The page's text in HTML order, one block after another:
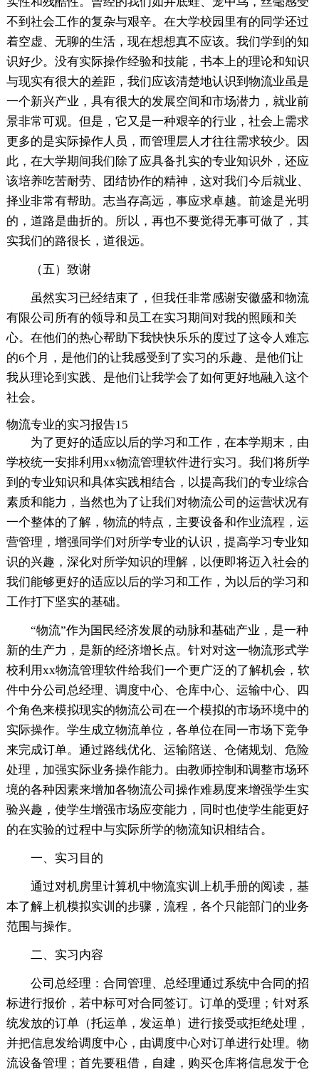
不到社会工作的复杂与艰辛。在大学校园里有的同学还过
着空虚、无聊的生活，现在想想真不应该。我们学到的知
识好少。没有实际操作经验和技能，书本上的理论和知识
与现实有很大的差距，我们应该清楚地认识到物流业虽是
一个新兴产业，具有很大的发展空间和市场潜力，就业前
景非常可观。但是，它又是一种艰辛的行业，社会上需求
更多的是实际操作人员，而管理层人才往往需求较少。因
此，在大学期间我们除了应具备扎实的专业知识外，还应
该培养吃苦耐劳、团结协作的精神，这对我们今后就业、
择业非常有帮助。志当存高远，事应求卓越。前途是光明
的，道路是曲折的。所以，再也不要觉得无事可做了，其
实我们的路很长，道很远。
（五）致谢
虽然实习已经结束了，但我任非常感谢安徽盛和物流
有限公司所有的领导和员工在实习期间对我的照顾和关
心。在他们的热心帮助下我快快乐乐的度过了这令人难忘
的6个月，是他们的让我感受到了实习的乐趣、是他们让
我从理论到实践、是他们让我学会了如何更好地融入这个
社会。
物流专业的实习报告15
为了更好的适应以后的学习和工作，在本学期末，由
学校统一安排利用xx物流管理软件进行实习。我们将所学
到的专业知识和具体实践相结合，以提高我们的专业综合
素质和能力，当然也为了让我们对物流公司的运营状况有
一个整体的了解，物流的特点，主要设备和作业流程，运
营管理，增强同学们对所学专业的认识，提高学习专业知
识的兴趣，深化对所学知识的理解，以便即将迈入社会的
我们能够更好的适应以后的学习和工作，为以后的学习和
工作打下坚实的基础。
“物流”作为国民经济发展的动脉和基础产业，是一种
新的生产力，是新的经济增长点。针对对这一物流形式学
校利用xx物流管理软件给我们一个更广泛的了解机会，软
件中分公司总经理、调度中心、仓库中心、运输中心、四
个角色来模拟现实的物流公司在一个模拟的市场环境中的
实际操作。学生成立物流单位，各单位在同一市场下竞争
来完成订单。通过路线优化、运输陪送、仓储规划、危险
处理，加强实际业务操作能力。由教师控制和调整市场环
境的各种因素来增加各物流公司操作难易度来增强学生实
验兴趣，使学生增强市场应变能力，同时也使学生能更好
的在实验的过程中与实际所学的物流知识相结合。
一、实习目的
通过对机房里计算机中物流实训上机手册的阅读，基
本了解上机模拟实训的步骤，流程，各个只能部门的业务
范围与操作。
二、实习内容
公司总经理：合同管理、总经理通过系统中合同的招
标进行报价，若中标可对合同签订。订单的受理；针对系
统发放的订单（托运单，发运单）进行接受或拒绝处理，
并把信息发给调度中心，由调度中心对订单进行处理。物
流设备管理；首先要租借，自建，购买仓库将信息发于仓